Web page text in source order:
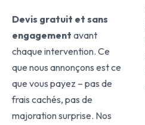
Devis gratuit et sans
engagement avant
chaque intervention. Ce
que nous annonçons est ce
que vous payez – pas de
frais cachés, pas de
majoration surprise. Nos